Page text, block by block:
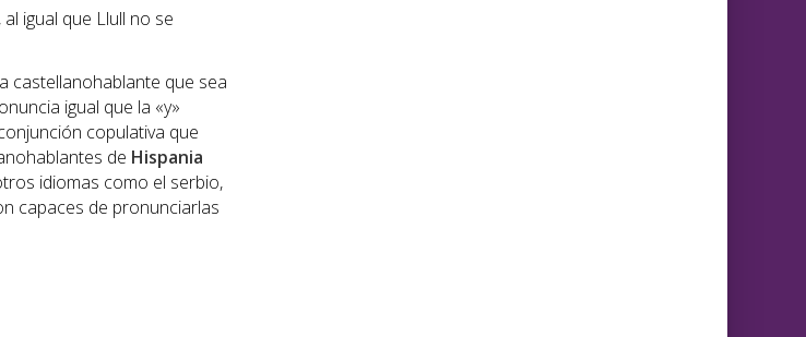
igual que Llull no se
castellanohablante que sea
igual que la «y»
copulativa que
de Hispania
idiomas como el serbio,
capaces de pronunciarlas